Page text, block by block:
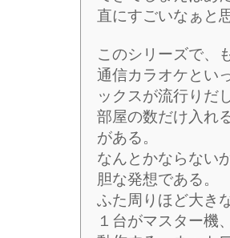
直にすごいなぁと
このシリーズで、
通信カラオケとい
ックスが流行りだ
部屋の数だけ入れ
がある。
なんとかならない
胆な発想である。
ふた周りほど大き
１台がマスター機